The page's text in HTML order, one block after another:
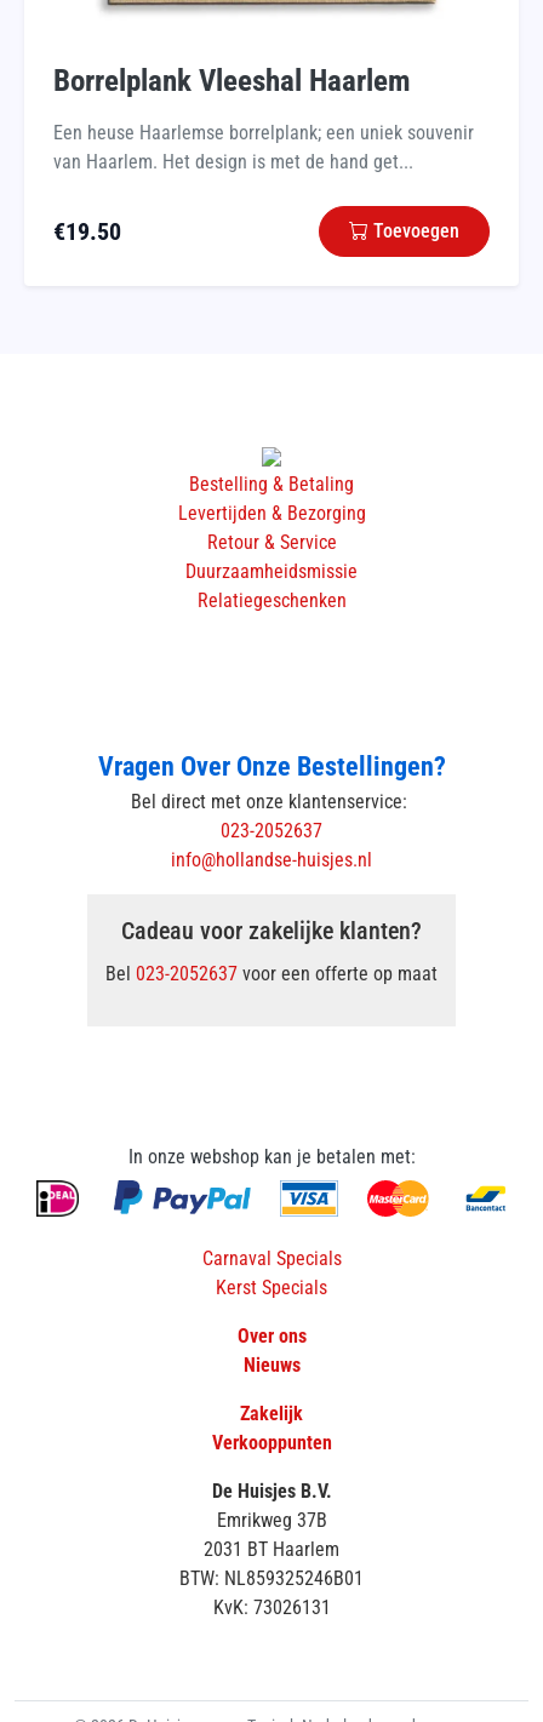
Borrelplank Vleeshal Haarlem
Een heuse Haarlemse borrelplank; een uniek souvenir
van Haarlem. Het design is met de hand get...
€19.50 Toevoegen
Bestelling & Betaling
Levertijden & Bezorging
Retour & Service
Duurzaamheidsmissie
Relatiegeschenken
Vragen Over Onze Bestellingen?
Bel direct met onze klantenservice:
023-2052637
info@hollandse-huisjes.nl
Cadeau voor zakelijke klanten?
Bel 023-2052637 voor een offerte op maat
In onze webshop kan je betalen met:
Carnaval Specials
Kerst Specials
Over ons
Nieuws
Zakelijk
Verkooppunten
De Huisjes B.V.
Emrikweg 37B
2031 BT Haarlem
BTW: NL859325246B01
KvK: 73026131